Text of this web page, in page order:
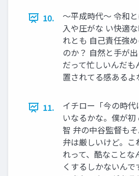
10.
～平成時代～ 令和
入や圧がな い快適
れとも 自己責任強
のか？ 自然と手が
だって忙しいんだも
置されてる感あるよ
11.
イチロー「今の時
いなるかな。僕が
智 弁の中谷監督も
弁は厳しいけど。
れって、酷なこと
くするしかないん